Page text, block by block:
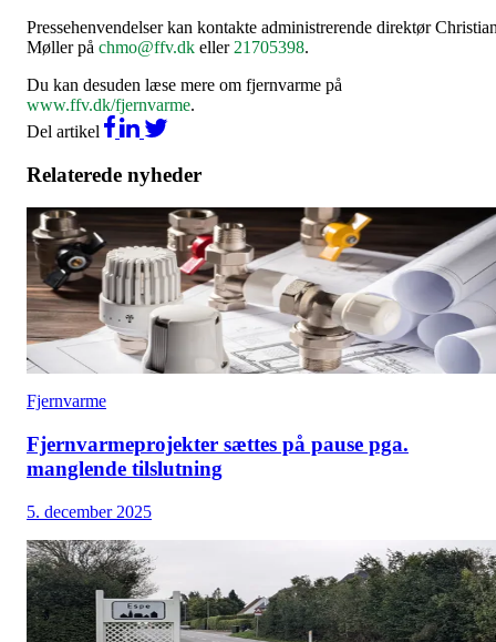
Pressehenvendelser kan kontakte administrerende direktør
Møller på chmo@ffv.dk eller 21705398.
Du kan desuden læse mere om fjernvarme på
www.ffv.dk/fjernvarme.
Del artikel
Relaterede nyheder
Fjernvarme
Fjernvarmeprojekter sættes på pause pga.
manglende tilslutning
5. december 2025